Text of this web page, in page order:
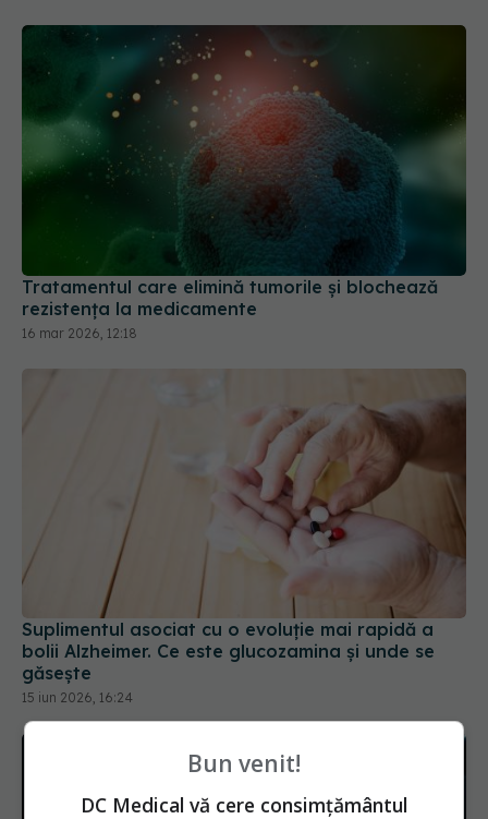
Tratamentul care elimină tumorile și blochează
rezistența la medicamente
16 mar 2026, 12:18
Suplimentul asociat cu o evoluție mai rapidă a
bolii Alzheimer. Ce este glucozamina și unde se
găsește
15 iun 2026, 16:24
Bun venit!
DC Medical vă cere consimțământul